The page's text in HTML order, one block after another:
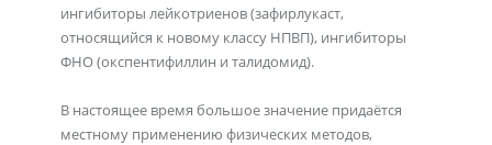
ингибиторы лейкотриенов (зафирлукаст,
относящийся к новому классу НПВП), ингибиторы
ФНО (окспентифиллин и талидомид).
В настоящее время большое значение придаётся
местному применению физических методов,